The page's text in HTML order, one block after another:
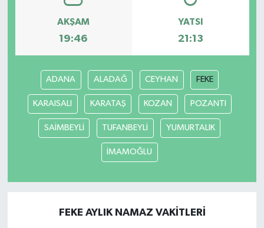
AKŞAM
19:46
YATSI
21:13
ADANA ALADAĞ CEYHAN FEKE
KARAISALI KARATAŞ KOZAN POZANTI
SAİMBEYLİ TUFANBEYLİ YUMURTALIK
İMAMOĞLU
FEKE AYLIK NAMAZ VAKITLERI